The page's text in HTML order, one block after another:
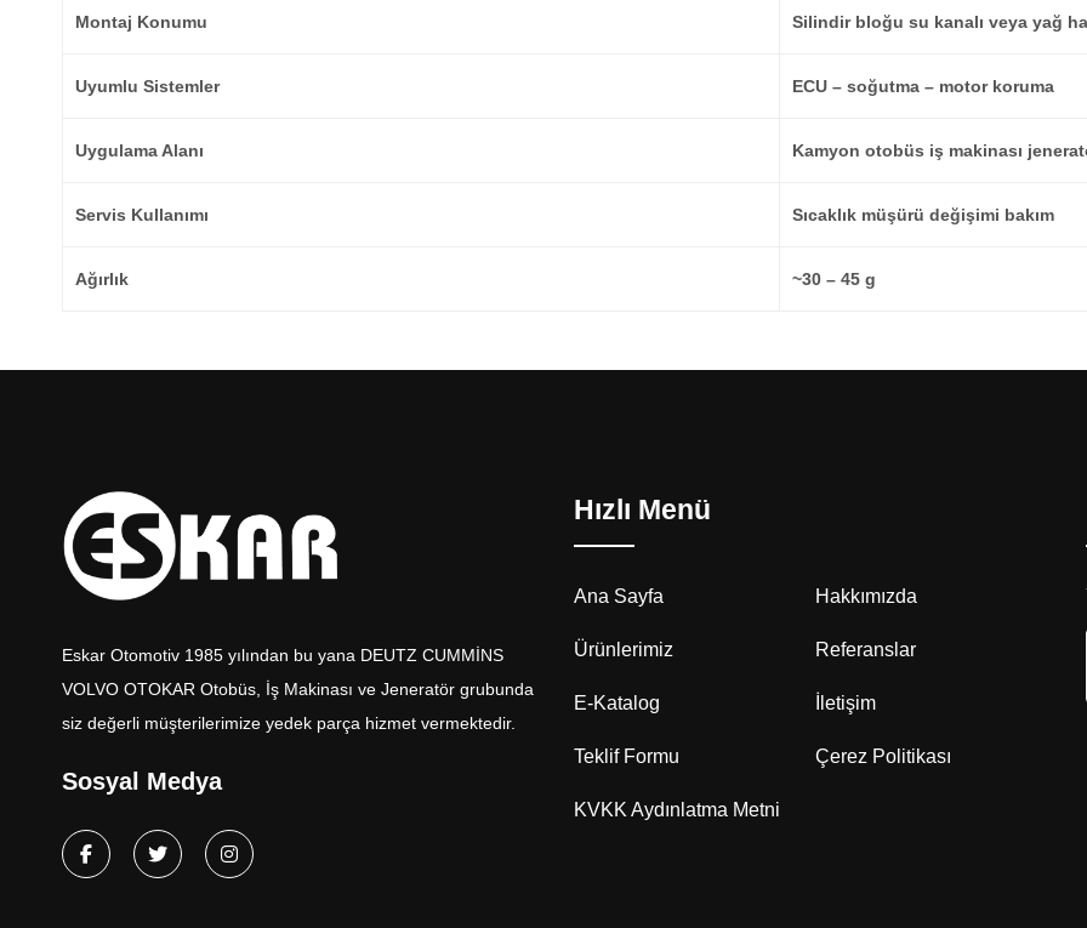
Montaj Konumu Silindir bloğu su kanalı veya yağ
Uyumlu Sistemler ECU – soğutma – motor koruma
Uygulama Alanı Kamyon otobüs iş makinası
Servis Kullanımı Sıcaklık müşürü değişimi bakım
Ağırlık ~30 – 45 g
Eskar Otomotiv 1985 yılından bu yana DEUTZ CUMMİNS
VOLVO OTOKAR Otobüs, İş Makinası ve Jeneratör grubunda
siz değerli müşterilerimize yedek parça hizmet vermektedir.
Sosyal Medya
Hızlı Menü
Ana Sayfa Hakkımızda
Ürünlerimiz Referanslar
E-Katalog İletişim
Teklif Formu Çerez Politikası
KVKK Aydınlatma Metni